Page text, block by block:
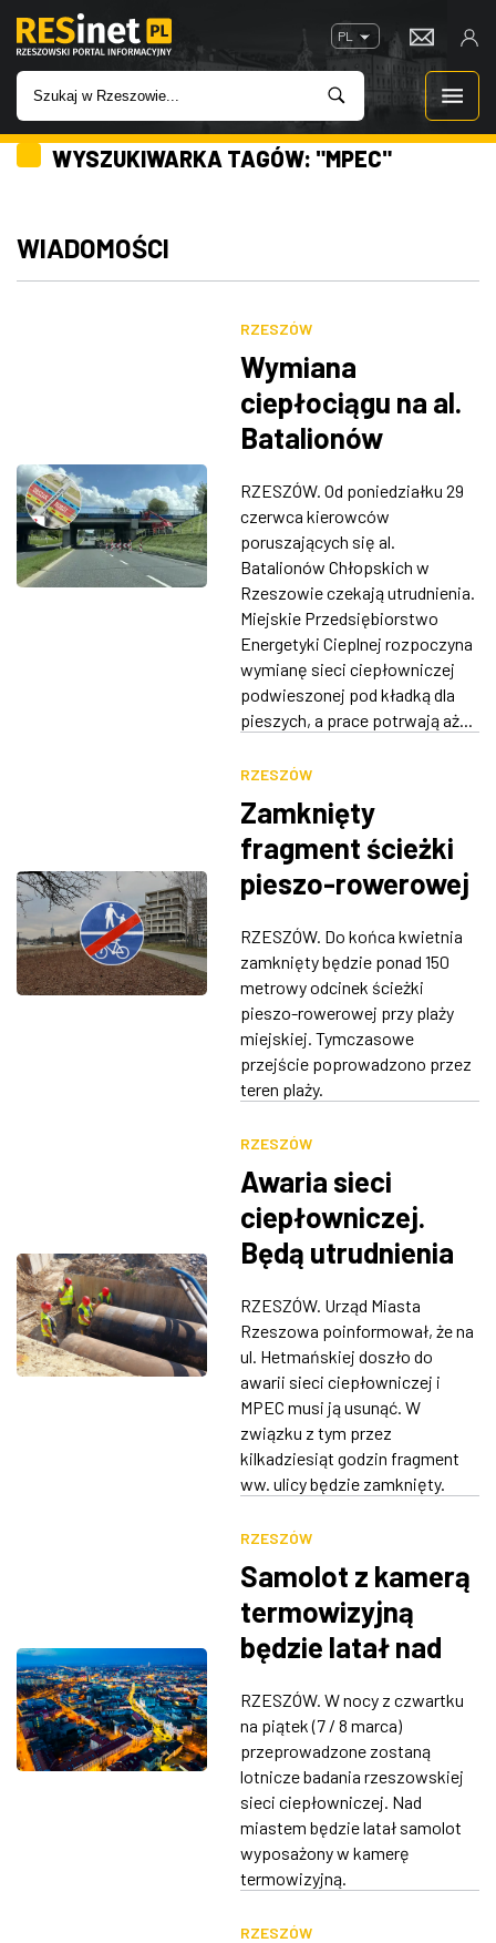
PL
WIADOMOŚCI
INWESTYCJE
GASTRONOMIA
ZDJĘCIA
W RZESZOWIE
WYSZUKIWARKA TAGÓW: "MPEC"
WIADOMOŚCI
RZESZÓW
Wymiana
ciepłociągu na al.
Batalionów
Utrudnienia i
zmiany w
organizacji w
ruchu
RZESZÓW. Od poniedziałku 29
czerwca kierowców
poruszających się al.
Batalionów Chłopskich w
Rzeszowie czekają utrudnienia.
Miejskie Przedsiębiorstwo
Energetyki Cieplnej rozpoczyna
wymianę sieci ciepłowniczej
podwieszonej pod kładką dla
pieszych, a prace potrwają aż...
RZESZÓW
Zamknięty
fragment ścieżki
pieszo-rowerowej
plaży
RZESZÓW. Do końca kwietnia
zamknięty będzie ponad 150
metrowy odcinek ścieżki
pieszo-rowerowej przy plaży
miejskiej. Tymczasowe
przejście poprowadzono przez
teren plaży.
RZESZÓW
Awaria sieci
ciepłowniczej.
Będą utrudnienia
Hetmańskiej
RZESZÓW. Urząd Miasta
Rzeszowa poinformował, że na
ul. Hetmańskiej doszło do
awarii sieci ciepłowniczej i
MPEC musi ją usunąć. W
związku z tym przez
kilkadziesiąt godzin fragment
ww. ulicy będzie zamknięty.
RZESZÓW
Samolot z kamerą
termowizyjną
będzie latał nad
Zbada sieć
ciepłowniczą
RZESZÓW. W nocy z czwartku
na piątek (7 / 8 marca)
przeprowadzone zostaną
lotnicze badania rzeszowskiej
sieci ciepłowniczej. Nad
miastem będzie latał samolot
wyposażony w kamerę
termowizyjną.
RZESZÓW